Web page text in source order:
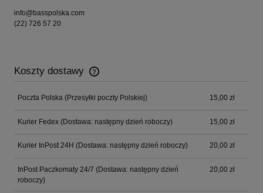
info@basspolska.com
(22) 726 57 20
Koszty dostawy
Cena nie zawiera ewentualnych kosztów płatności
Poczta Polska (Przesyłki poczty Polskiej) 15,00 zł
Kurier Fedex (Dostawa: następny dzień roboczy) 15,00 zł
Kurier InPost 24H (Dostawa: następny dzień roboczy) 20,00 zł
InPost Paczkomaty 24/7 (Dostawa: następny dzień
roboczy)
20,00 zł